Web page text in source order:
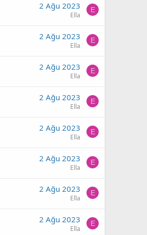
2 Ağu 2023
Ella
E
2 Ağu 2023
Ella
E
2 Ağu 2023
Ella
E
2 Ağu 2023
Ella
E
2 Ağu 2023
Ella
E
2 Ağu 2023
Ella
E
2 Ağu 2023
Ella
E
2 Ağu 2023
Ella
E